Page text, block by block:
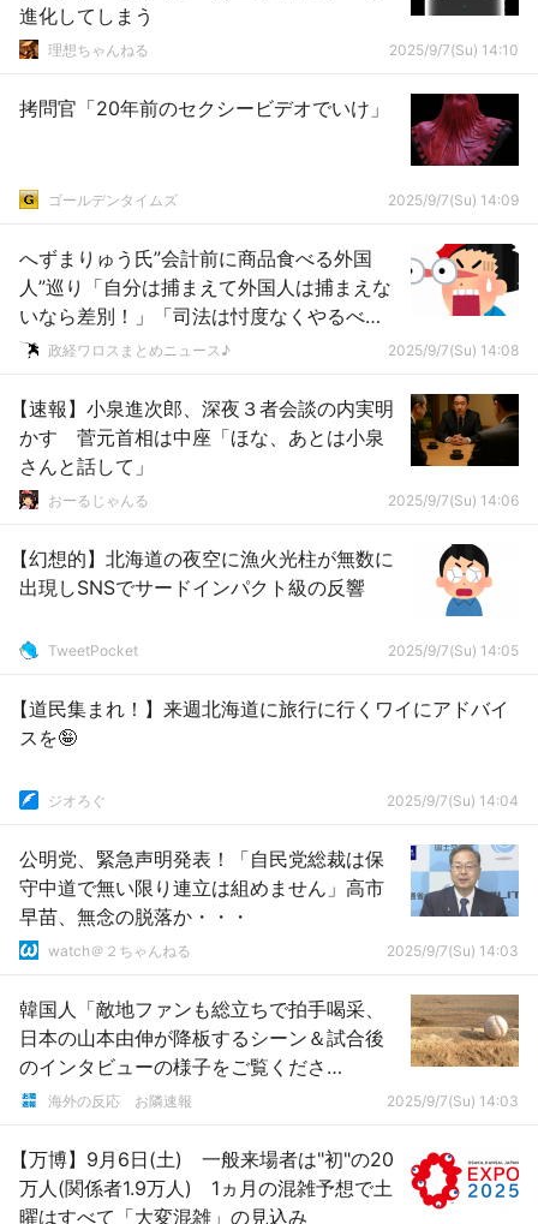
進化してしまう
理想ちゃんねる 2025/9/7(Su) 14:10
拷問官「20年前のセクシービデオでいけ」
ゴールデンタイムズ 2025/9/7(Su) 14:09
へずまりゅう氏”会計前に商品食べる外国
人”巡り「自分は捕まえて外国人は捕まえな
いなら差別！」「司法は忖度なくやるべ
き！」ｗｗｗｗｗｗｗｗｗｗｗｗｗｗ
政経ワロスまとめニュース♪ 2025/9/7(Su) 14:08
【速報】小泉進次郎、深夜３者会談の内実明
かす 菅元首相は中座「ほな、あとは小泉
さんと話して」
おーるじゃんる 2025/9/7(Su) 14:06
【幻想的】北海道の夜空に漁火光柱が無数に
出現しSNSでサードインパクト級の反響
TweetPocket 2025/9/7(Su) 14:05
【道民集まれ！】来週北海道に旅行に行くワイにアドバイ
スを🤪
ジオろぐ 2025/9/7(Su) 14:04
公明党、緊急声明発表！「自民党総裁は保
守中道で無い限り連立は組めません」高市
早苗、無念の脱落か・・・
watch＠２ちゃんねる 2025/9/7(Su) 14:03
韓国人「敵地ファンも総立ちで拍手喝采、
日本の山本由伸が降板するシーン＆試合後
のインタビューの様子をご覧くださ
い・・・」→「」【MLB】
海外の反応 お隣速報 2025/9/7(Su) 14:03
【万博】9月6日(土) 一般来場者は"初"の20
万人(関係者1.9万人) 1ヵ月の混雑予想で土
曜はすべて「大変混雑」の見込み